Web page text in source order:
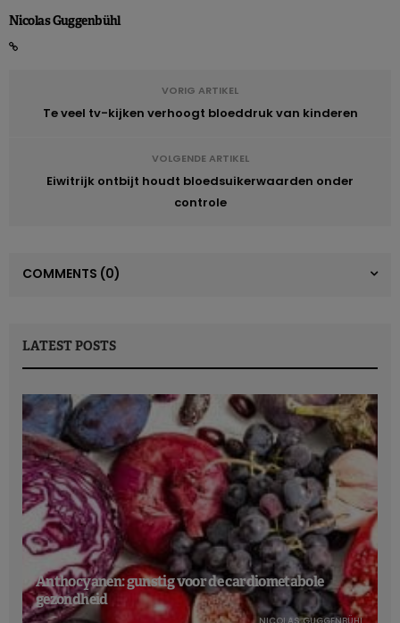
Nicolas Guggenbühl
VORIG ARTIKEL
Te veel tv-kijken verhoogt bloeddruk van kinderen
VOLGENDE ARTIKEL
Eiwitrijk ontbijt houdt bloedsuikerwaarden onder
controle
COMMENTS (0)
LATEST POSTS
Anthocyanen: gunstig voor de cardiometabole
gezondheid